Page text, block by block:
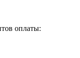
оплаты: